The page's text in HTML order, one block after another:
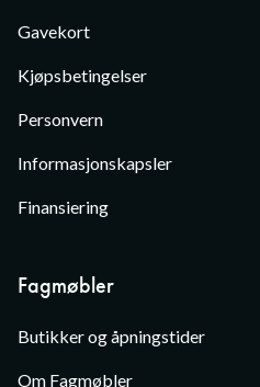
Gavekort
Kjøpsbetingelser
Personvern
Informasjonskapsler
Finansiering
Fagmøbler
Butikker og åpningstider
Om Fagmøbler